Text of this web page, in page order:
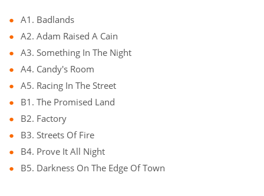
A1. Badlands
A2. Adam Raised A Cain
A3. Something In The Night
A4. Candy's Room
A5. Racing In The Street
B1. The Promised Land
B2. Factory
B3. Streets Of Fire
B4. Prove It All Night
B5. Darkness On The Edge Of Town